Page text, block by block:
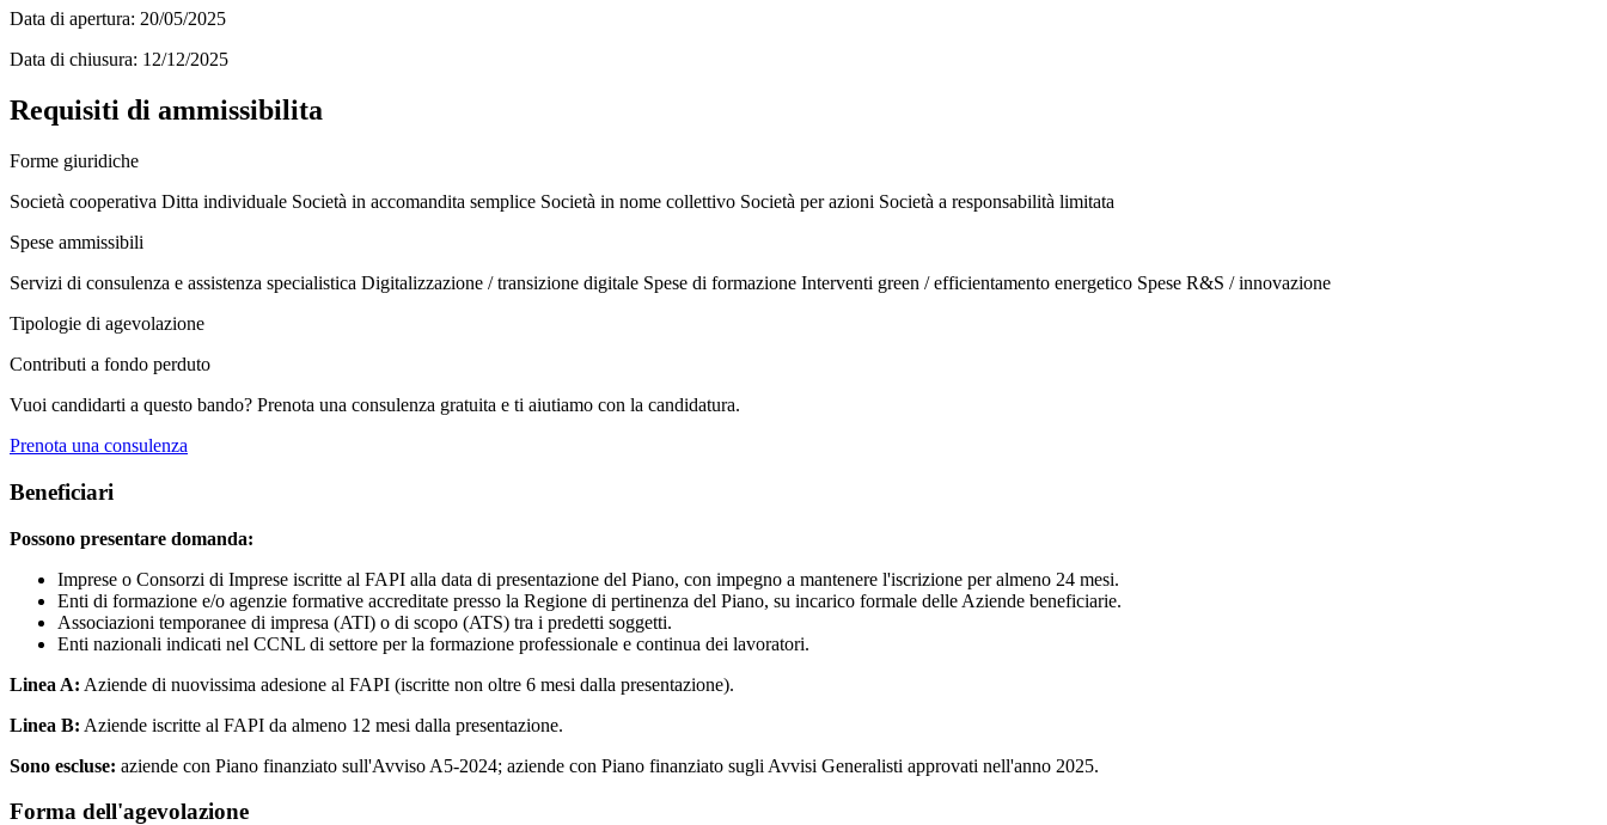
Data di apertura: 20/05/2025
Data di chiusura: 12/12/2025
Requisiti di ammissibilita
Forme giuridiche
Società cooperativa Ditta individuale Società in accomandita semplice Società in nome collettivo Società per azioni Società a responsabilità limitata
Spese ammissibili
Servizi di consulenza e assistenza specialistica Digitalizzazione / transizione digitale Spese di formazione Interventi green / efficientamento energetico Spese R&S / innovazione
Tipologie di agevolazione
Contributi a fondo perduto
Vuoi candidarti a questo bando? Prenota una consulenza gratuita e ti aiutiamo con la candidatura.
Prenota una consulenza
Beneficiari
Possono presentare domanda:
Imprese o Consorzi di Imprese iscritte al FAPI alla data di presentazione del Piano, con impegno a mantenere l'iscrizione per almeno 24 mesi.
Enti di formazione e/o agenzie formative accreditate presso la Regione di pertinenza del Piano, su incarico formale delle Aziende beneficiarie.
Associazioni temporanee di impresa (ATI) o di scopo (ATS) tra i predetti soggetti.
Enti nazionali indicati nel CCNL di settore per la formazione professionale e continua dei lavoratori.
Linea A: Aziende di nuovissima adesione al FAPI (iscritte non oltre 6 mesi dalla presentazione).
Linea B: Aziende iscritte al FAPI da almeno 12 mesi dalla presentazione.
Sono escluse: aziende con Piano finanziato sull'Avviso A5-2024; aziende con Piano finanziato sugli Avvisi Generalisti approvati nell'anno 2025.
Forma dell'agevolazione